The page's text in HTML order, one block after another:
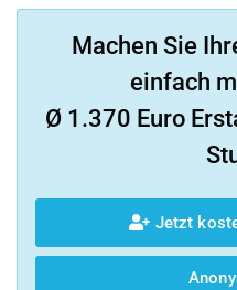
Machen Sie
einfach
Ø 1.370 Euro
Jetzt